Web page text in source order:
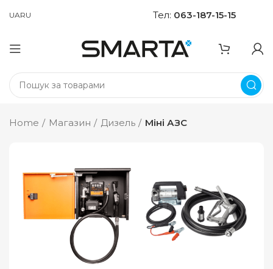
UARU Тел: 063-187-15-15
Home Магазин Дизель Міні АЗС